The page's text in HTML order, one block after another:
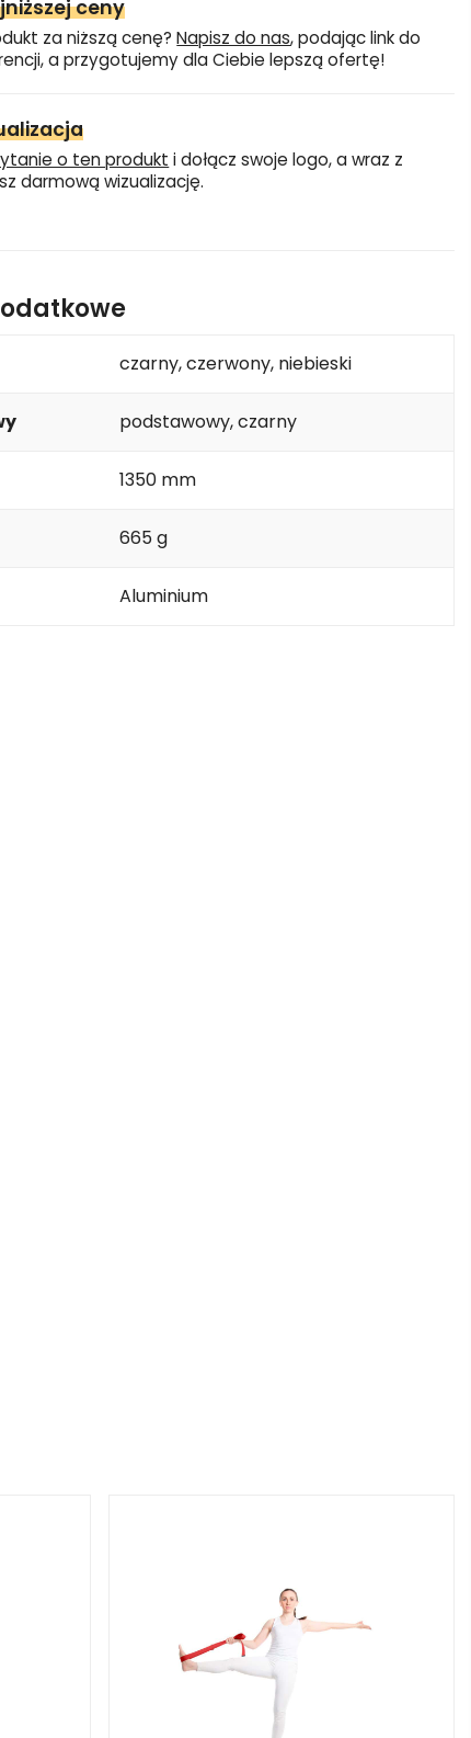
ceny
za niższą cenę?Napisz do nas, podając link do
a przygotujemy dla Ciebie lepszą ofertę!
o ten produkt i dołącz swoje logo, a wraz z
darmową wizualizację.
czarny, czerwony, niebieski
podstawowy, czarny
1350 mm
665 g
Aluminium